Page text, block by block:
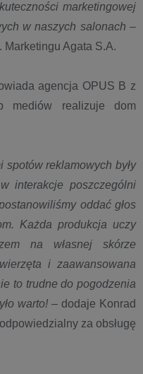
marketingowej
w naszych salonach –
Marketingu Agata S.A.
agencja OPUS B z
mediów realizuje dom
spotów reklamowych były
interakcje poszczególni
oddać głos
Każda produkcja uczy
na własnej skórze
i zaawansowana
to trudne do pogodzenia
warto!– dodaje Konrad
za obsługę